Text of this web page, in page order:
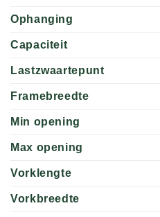
Ophanging
Capaciteit
Lastzwaartepunt
Framebreedte
Min opening
Max opening
Vorklengte
Vorkbreedte